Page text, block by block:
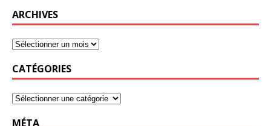
ARCHIVES
CATÉGORIES
MÉTA